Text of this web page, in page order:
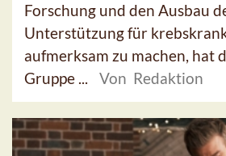
Forschung und den Ausbau
Unterstützung für
aufmerksam zu machen, hat
Gruppe ...
Von Redaktion